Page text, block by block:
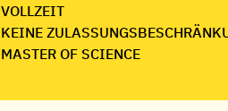
VOLLZEIT
KEINE
MASTER OF SCIENCE